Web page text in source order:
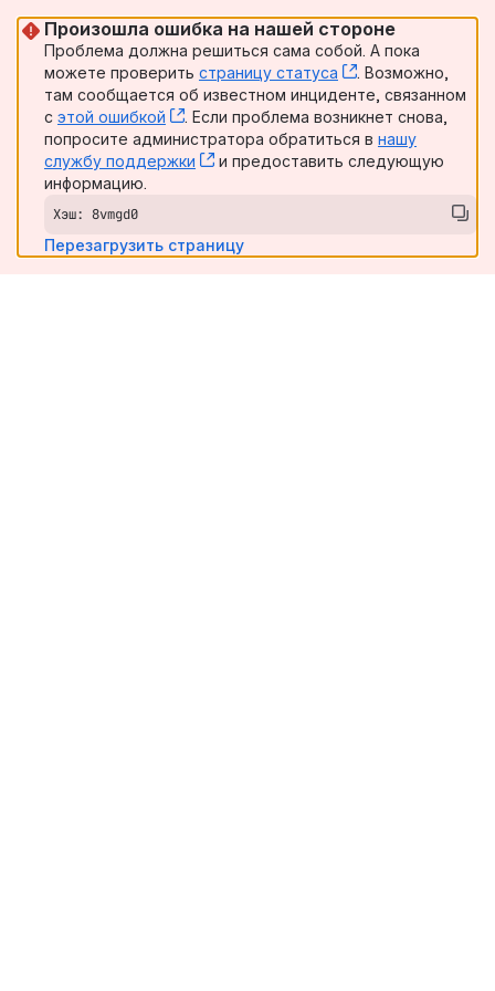
Произошла ошибка на нашей стороне
Проблема должна решиться сама собой. А пока
можете проверить страницу статуса , (opens new
. Возможно,
там сообщается об известном инциденте, связанном
с этой ошибкой , (opens new window)
. Если проблема возникнет снова,
попросите администратора обратиться в нашу
службу поддержки
, (opens new window)
и предоставить следующую
информацию.
Хэш: 8vmgd0
Перезагрузить страницу